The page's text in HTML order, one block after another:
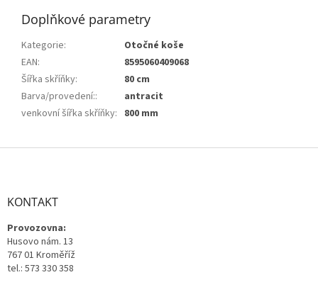
Doplňkové parametry
Kategorie:
Otočné koše
EAN:
8595060409068
Šířka skříňky:
80 cm
Barva/provedení::
antracit
venkovní šířka skříňky: 800 mm
Z
KONTAKT
Provozovna:
Husovo nám. 13
767 01 Kroměříž
tel.: 573 330 358